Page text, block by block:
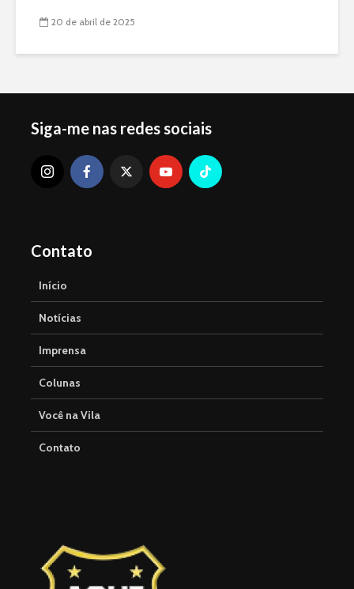
20 de abril de 2025
Siga-me nas redes sociais
Contato
Início
Notícias
Imprensa
Colunas
Você na Vila
Contato